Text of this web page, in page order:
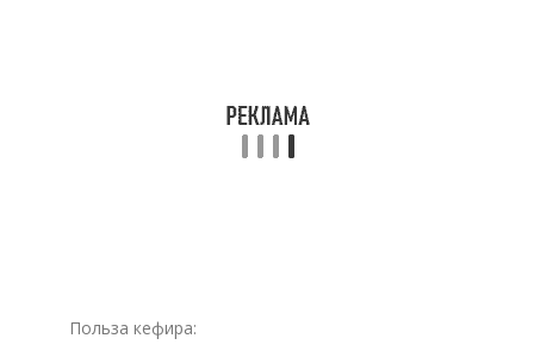
Польза кефира: